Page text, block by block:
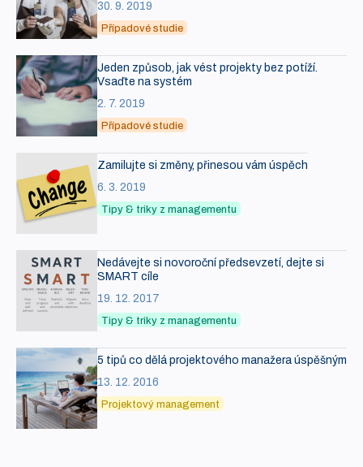
30. 9. 2019
Případové studie
Jeden způsob, jak vést projekty bez potíží.
Vsaďte na systém
2. 7. 2019
Případové studie
Zamilujte si změny, přinesou vám úspěch
6. 3. 2019
Tipy & triky z managementu
Nedávejte si novoroční předsevzetí, dejte si
SMART cíle
19. 12. 2017
Tipy & triky z managementu
5 tipů co dělá projektového manažera úspěšným
13. 12. 2016
Projektový management